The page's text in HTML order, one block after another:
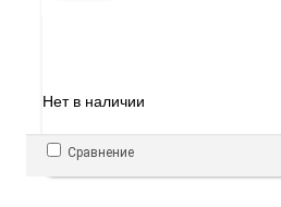
Нет в наличии
Сравнение